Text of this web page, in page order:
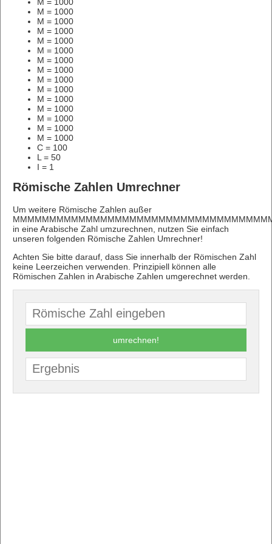
M = 1000
M = 1000
M = 1000
M = 1000
M = 1000
M = 1000
M = 1000
M = 1000
M = 1000
M = 1000
M = 1000
M = 1000
M = 1000
M = 1000
M = 1000
C = 100
L = 50
I = 1
Römische Zahlen Umrechner
Um weitere Römische Zahlen außer
in eine Arabische Zahl umzurechnen, nutzen Sie einfach
unseren folgenden Römische Zahlen Umrechner!
Achten Sie bitte darauf, dass Sie innerhalb der Römischen Zahl
keine Leerzeichen verwenden. Prinzipiell können alle
Römischen Zahlen in Arabische Zahlen umgerechnet werden.
umrechnen!